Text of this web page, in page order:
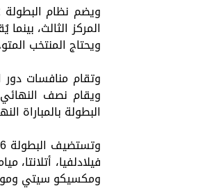
ويحتاج المنتخب المتوج
البطولة بالمباراة النهائية يوم 19 يوليو على ملعب ميتلايف
فيلادلفيا،
ومكسيكو سيتي